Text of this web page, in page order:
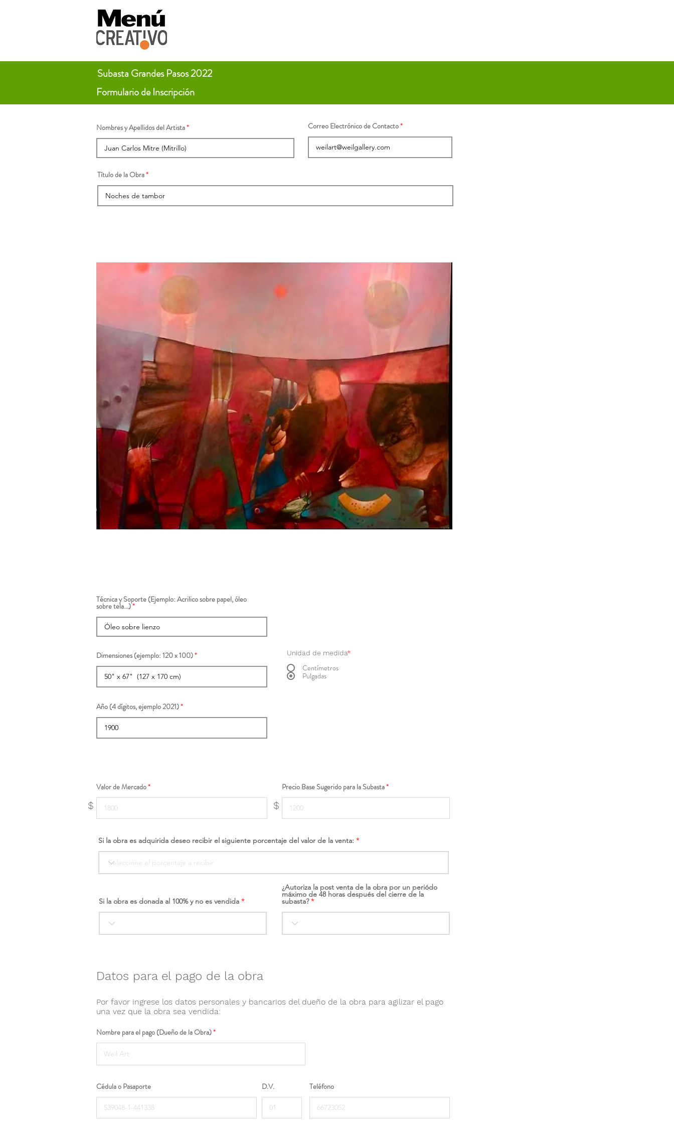
Subasta Grandes Pasos 2022
Formulario de Inscripción
Nombres y Apellidos del Artista Correo Electrónico de Contacto
Título de la Obra
Técnica y Soporte (Ejemplo: Acrilico sobre papel, óleo
sobre tela...)
Dimensiones (ejemplo: 120 x 100) Unidad de medida*
Centímetros
Pulgadas
Año (4 dígitos, ejemplo 2021)
$
Valor de Mercado
$
Precio Base Sugerido para la Subasta
Si la obra es adquirida deseo recibir el siguiente porcentaje del valor de la venta:
Si la obra es donada al 100% y no es vendida
¿Autoriza la post venta de la obra por un periódo
máximo de 48 horas después del cierre de la
subasta?
Datos para el pago de la obra
Por favor ingrese los datos personales y bancarios del dueño de la obra para agilizar el pago
una vez que la obra sea vendida:
Nombre para el pago (Dueño de la Obra)
Cédula o Pasaporte D.V. Teléfono